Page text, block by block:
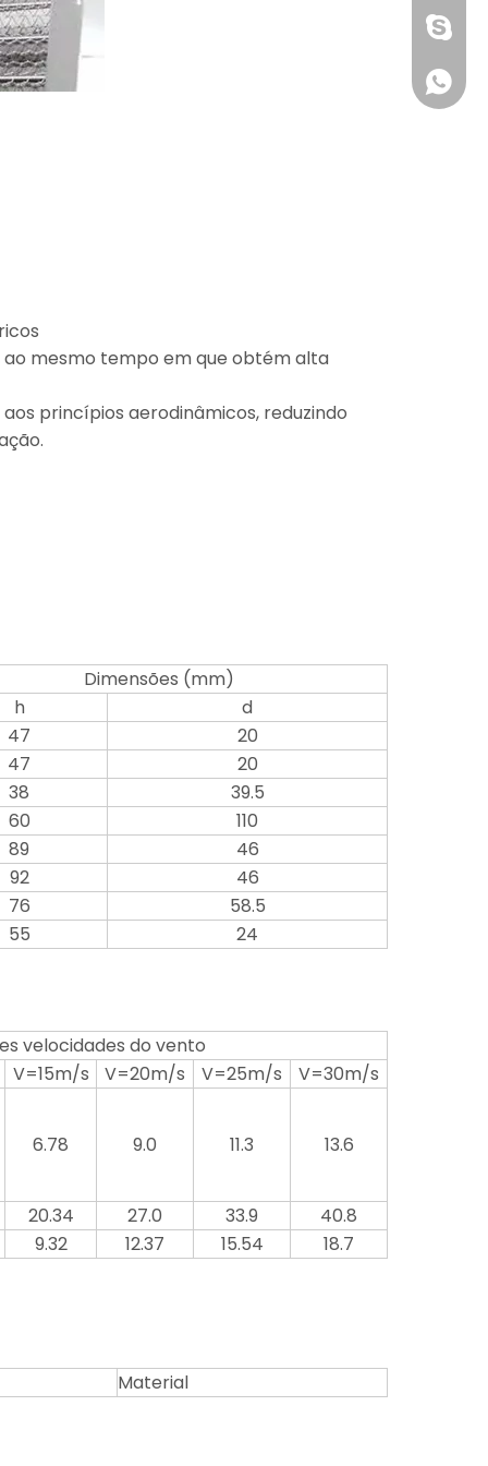
ao mesmo tempo em que obtém alta
princípios aerodinâmicos, reduzindo
Dimensões (mm)
h
d
47
20
47
20
38
39.5
60
110
89
46
92
46
76
58.5
55 24
velocidades do vento
V=15m/s V=20m/s V=25m/s
V=30m/s
6.78 9.0 11.3 13.6
20.34 27.0 33.9
40.8
9.32 12.37 15.54 18.7
Material